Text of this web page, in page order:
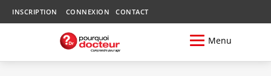
INSCRIPTION CONNEXION CONTACT
Menu